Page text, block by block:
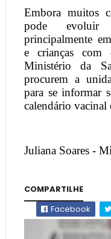
Embora muitos
pode evoluir
principalmente
e crianças com
Ministério da
procurem a
para se informar
calendário vacinal
Juliana Soares -
COMPARTILHE
Facebook